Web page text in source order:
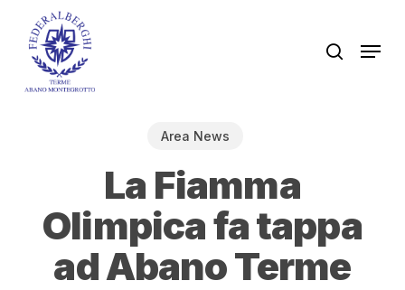
main
content
Area News
La Fiamma
Olimpica fa tappa
ad Abano Terme